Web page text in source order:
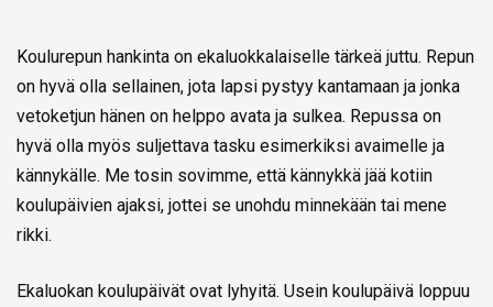
Koulurepun hankinta on ekaluokkalaiselle tärkeä juttu. Repun
on hyvä olla sellainen, jota lapsi pystyy kantamaan ja jonka
vetoketjun hänen on helppo avata ja sulkea. Repussa on
hyvä olla myös suljettava tasku esimerkiksi avaimelle ja
kännykälle. Me tosin sovimme, että kännykkä jää kotiin
koulupäivien ajaksi, jottei se unohdu minnekään tai mene
rikki.
Ekaluokan koulupäivät ovat lyhyitä. Usein koulupäivä loppuu